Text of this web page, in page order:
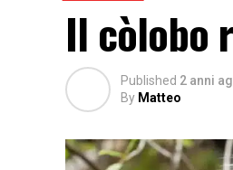
Il còlobo
Published 2 anni
By Matteo